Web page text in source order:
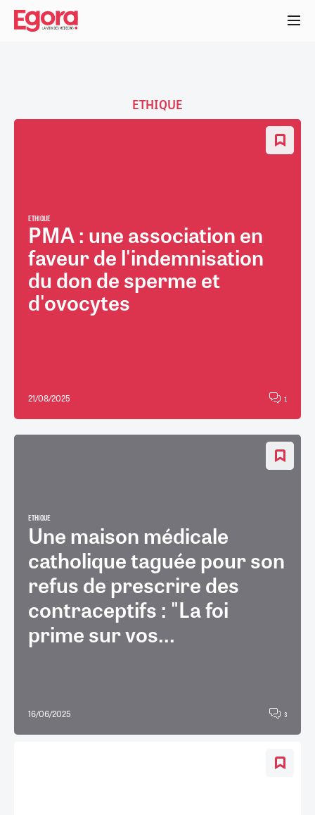
Aller
contenu
ETHIQUE
ETHIQUE
PMA : une association en
faveur de l'indemnisation
du don de sperme et
d'ovocytes
21/08/2025 1
ETHIQUE
Une maison médicale
catholique taguée pour son
refus de prescrire des
contraceptifs : "La foi
prime sur vos...
16/06/2025 3